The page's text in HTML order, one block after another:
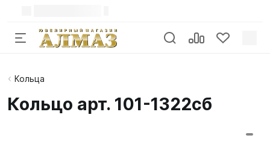
Кольца
Кольцо арт. 101-1322сб